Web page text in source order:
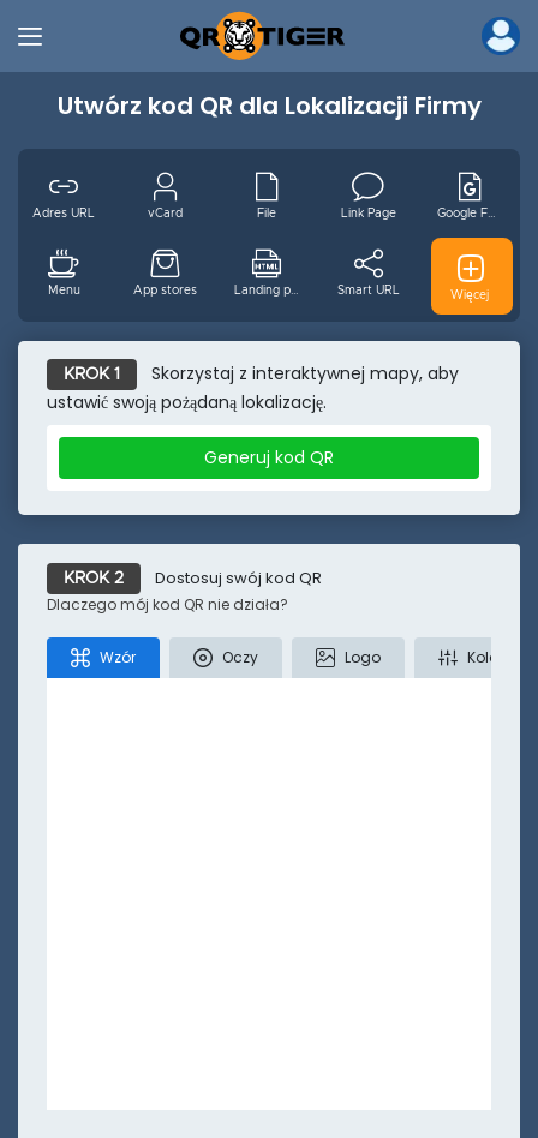
Utwórz kod QR dla Lokalizacji Firmy
Adres URL vCard File Link Page
Menu App stores Smart URL GS1 Digital
MP3 Wideo Wifi Email WhatsApp
Pinterest
Mniej
Więcej
KROK 1
Skorzystaj z interaktywnej mapy, aby
ustawić swoją pożądaną lokalizację.
Generuj kod QR
KROK 2 Dostosuj swój kod QR
Dlaczego mój kod QR nie działa?
Wzór Oczy Logo Kolory